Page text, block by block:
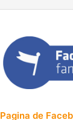
Pagina de